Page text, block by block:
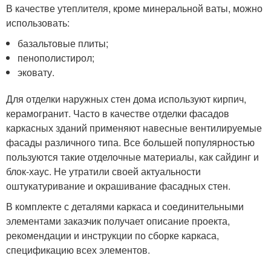
В качестве утеплителя, кроме минеральной ваты, можно
использовать:
базальтовые плиты;
пенополистирол;
эковату.
Для отделки наружных стен дома используют кирпич,
керамогранит. Часто в качестве отделки фасадов
каркасных зданий применяют навесные вентилируемые
фасады различного типа. Все большей популярностью
пользуются такие отделочные материалы, как сайдинг и
блок-хаус. Не утратили своей актуальности
оштукатуривание и окрашивание фасадных стен.
В комплекте с деталями каркаса и соединительными
элементами заказчик получает описание проекта,
рекомендации и инструкции по сборке каркаса,
спецификацию всех элементов.